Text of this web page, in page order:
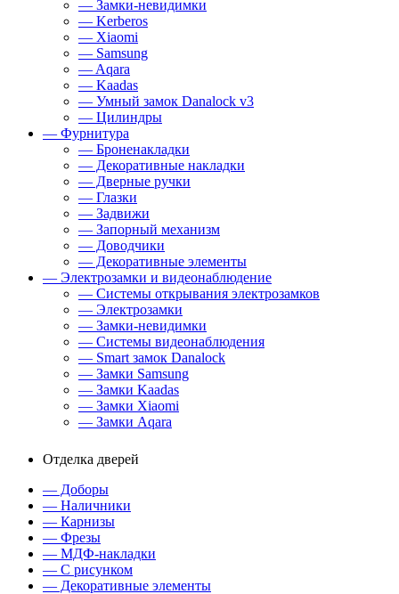
— Замки-невидимки
— Kerberos
— Xiaomi
— Samsung
— Aqara
— Kaadas
— Умный замок Danalock v3
— Цилиндры
— Фурнитура
— Броненакладки
— Декоративные накладки
— Дверные ручки
— Глазки
— Задвижи
— Запорный механизм
— Доводчики
— Декоративные элементы
— Электрозамки и видеонаблюдение
— Системы открывания электрозамков
— Электрозамки
— Замки-невидимки
— Системы видеонаблюдения
— Smart замок Danalock
— Замки Samsung
— Замки Kaadas
— Замки Xiaomi
— Замки Aqara
Отделка дверей
— Доборы
— Наличники
— Карнизы
— Фрезы
— МДФ-накладки
— С рисунком
— Декоративные элементы